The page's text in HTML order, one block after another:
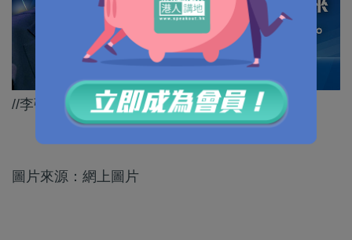
//李強總理呢番話，絕對係一個重要承諾！//
圖片來源：網上圖片